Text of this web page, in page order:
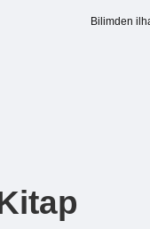
Bilimden